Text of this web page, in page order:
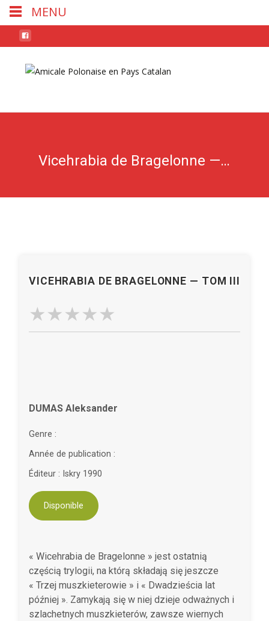
Vicehrabia de Bragelonne — Tom III
VICEHRABIA DE BRAGELONNE — TOM III
DUMAS Aleksander
Genre :
Année de publication :
Éditeur : Iskry 1990
Disponible
« Wicehrabia de Bragelonne » jest ostatnią
częścią trylogii, na którą składają się jeszcze
« Trzej muszkieterowie » i « Dwadzieścia lat
później ». Zamykają się w niej dzieje odważnych i
szlachetnych muszkieterów, zawsze wiernych
MENU